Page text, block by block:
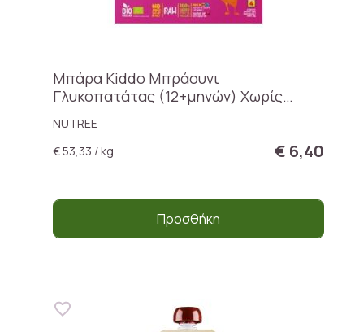
Μπάρα Kiddo Μπράουνι
Γλυκοπατάτας (12+μηνών) Χωρίς
NUTREE
€ 53,33 / kg
€ 6,40
Προσθήκη